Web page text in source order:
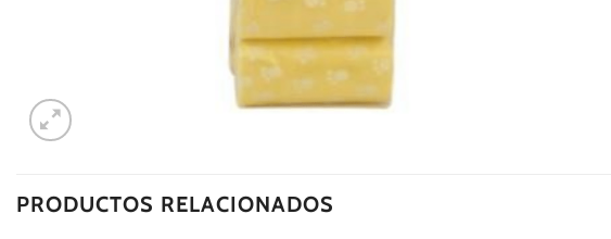
PRODUCTOS RELACIONADOS